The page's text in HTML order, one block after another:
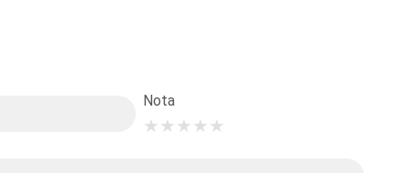
Nota
★
★
★
★
★